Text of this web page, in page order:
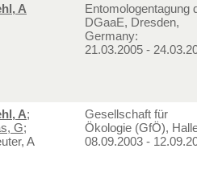
A
Entomologentagung
DGaaE, Dresden,
Germany:
21.03.2005 -
A;
G;
A
Gesellschaft für
Ökologie (GfÖ),
08.09.2003 -